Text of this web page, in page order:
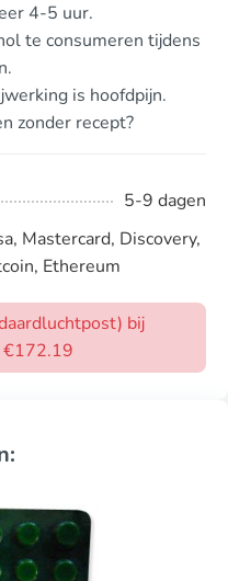
4-5 uur.
te consumeren tijdens
is hoofdpijn.
zonder recept?
5-9 dagen
Mastercard, Discovery,
Ethereum
bij
€172.19